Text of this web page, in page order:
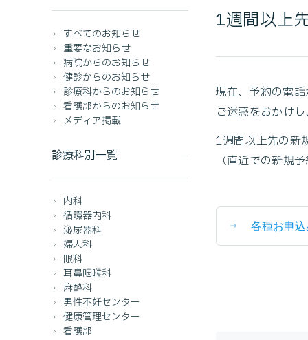
すべてのお知らせ
重要なお知らせ
病院からのお知らせ
健診からのお知らせ
診療科からのお知らせ
看護部からのお知らせ
メディア掲載
診療科別一覧
内科
循環器内科
泌尿器科
婦人科
眼科
耳鼻咽喉科
麻酔科
男性不妊センター
健康管理センター
看護部
1週間以上
現在、予約の電
ご迷惑をおかけ
1週間以上先の新
（直近での新規
各種お申